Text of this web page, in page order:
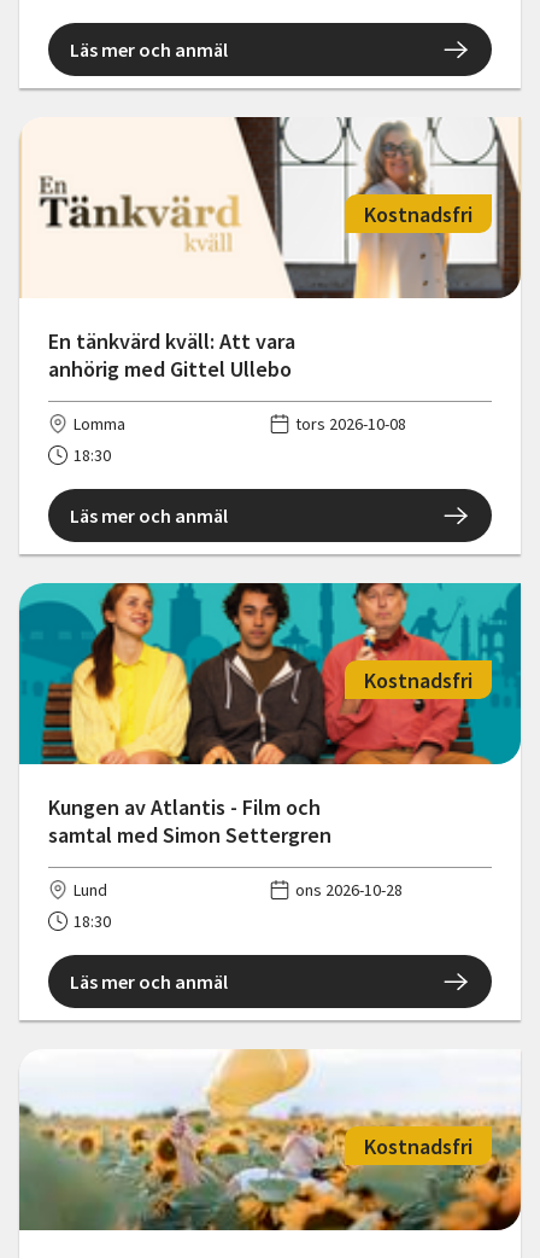
Läs mer och anmäl
En tänkvärd kväll: Att vara
anhörig med Gittel Ullebo
Kostnadsfri
Lomma
tors 2026-10-08
18:30
Läs mer och anmäl
Kungen av Atlantis - Film och
samtal med Simon Settergren
Kostnadsfri
Lund
ons 2026-10-28
18:30
Läs mer och anmäl
Kostnadsfri